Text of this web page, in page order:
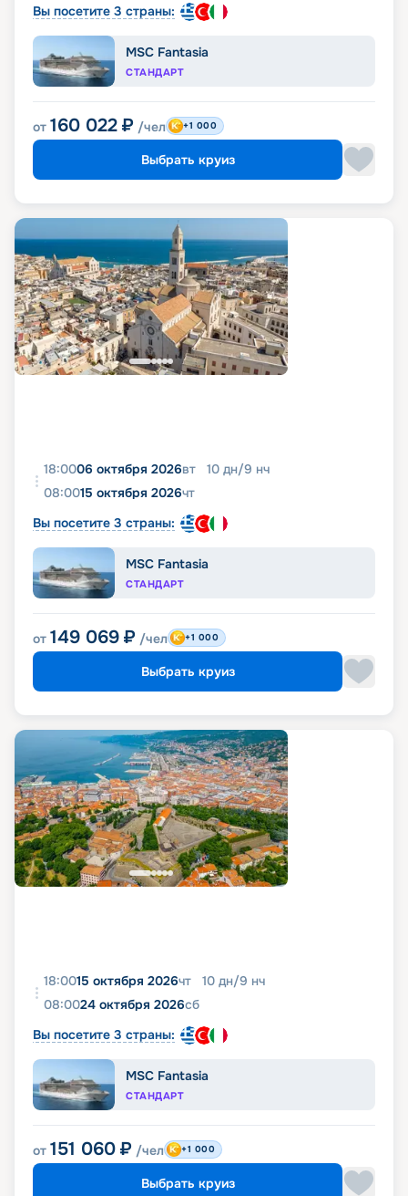
Вы посетите 3 страны:
MSC Fantasia
СТАНДАРТ
от 160 022 ₽ /чел +1 000
Выбрать круиз
18:0006 октября 2026вт 10 дн/9 нч
08:0015 октября 2026чт
Вы посетите 3 страны:
MSC Fantasia
СТАНДАРТ
от 149 069 ₽ /чел +1 000
Выбрать круиз
18:0015 октября 2026чт 10 дн/9 нч
08:0024 октября 2026сб
Вы посетите 3 страны:
MSC Fantasia
СТАНДАРТ
от 151 060 ₽ /чел +1 000
Выбрать круиз